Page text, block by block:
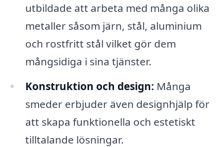
utbildade att arbeta med många olika
metaller såsom järn, stål, aluminium
och rostfritt stål vilket gör dem
mångsidiga i sina tjänster.
Konstruktion och design: Många
smeder erbjuder även designhjälp för
att skapa funktionella och estetiskt
tilltalande lösningar.